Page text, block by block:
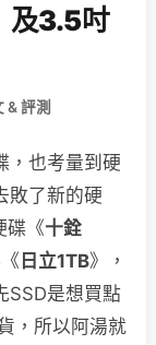
及3.5吋
& 評測
，也考量到硬
敗了新的硬
碟《十銓
日立1TB》，
SSD是想買點
，所以阿湯就